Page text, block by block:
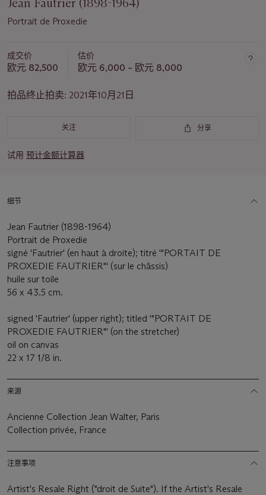
Jean Fautrier (1898-1964)
Portrait de Proxedie
成交价
欧元 82,500
估价
欧元 6,000 – 欧元 8,000
拍品终止拍卖: 2021年10月21日
关注 分享
试用 预计金额计算器
细节
Jean Fautrier (1898-1964)
Portrait de Proxedie
signé 'Fautrier' (en haut à droite); titré '"PORTAIT DE
PROXEDIE FAUTRIER"' (sur le châssis)
huile sur toile
56 x 43.5 cm.
signed 'Fautrier' (upper right); titled '"PORTAIT DE
PROXEDIE FAUTRIER"' (on the stretcher)
oil on canvas
22 x 17 1/8 in.
来源
Ancienne Collection Jean Walter, Paris
Collection privée, France
注意事项
Artist's Resale Right ("droit de Suite"). If the Artist's Resale